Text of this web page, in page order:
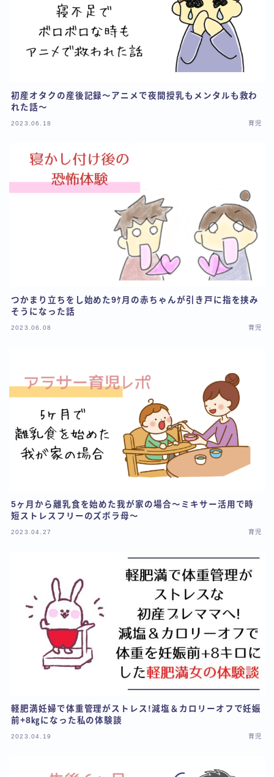
初産オタクの産後記録～アニメで夜間授乳もメンタルも救わ
れた話～
2023.06.18 育児
つかまり立ちをし始めた9ｹ月の赤ちゃんが引き戸に指を挟み
そうになった話
2023.06.08 育児
5ヶ月から離乳食を始めた我が家の場合～ミキサー活用で時
短ストレスフリーのズボラ母～
2023.04.27 育児
軽肥満妊婦で体重管理がストレス!減塩＆カロリーオフで妊娠
前+8㎏になった私の体験談
2023.04.19 育児